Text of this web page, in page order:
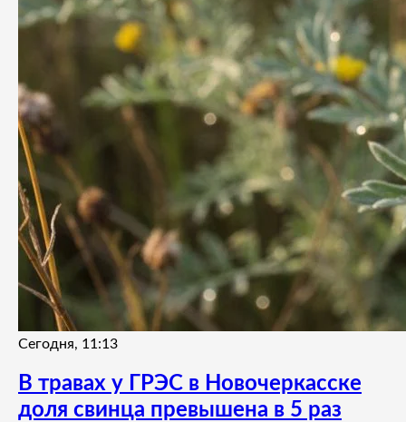
Сегодня, 11:13
В травах у ГРЭС в Новочеркасске
доля свинца превышена в 5 раз